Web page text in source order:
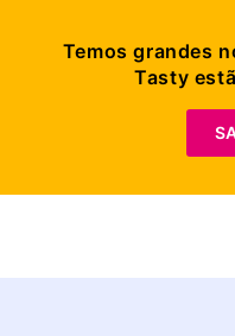
Temos grandes
Tasty